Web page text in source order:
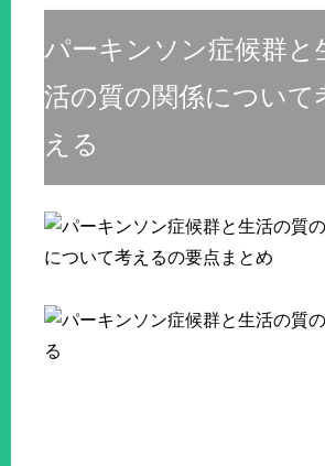
パーキンソン症候群と
活の質の関係について
える